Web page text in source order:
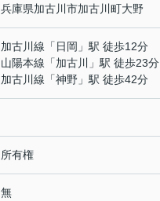
兵庫県加古川市加古川町大野
加古川線 「 日岡 」駅 徒歩12分
山陽本線 「加古川
」駅 徒歩23分
加古川線 「神野 」駅 徒歩42分
所有権
無